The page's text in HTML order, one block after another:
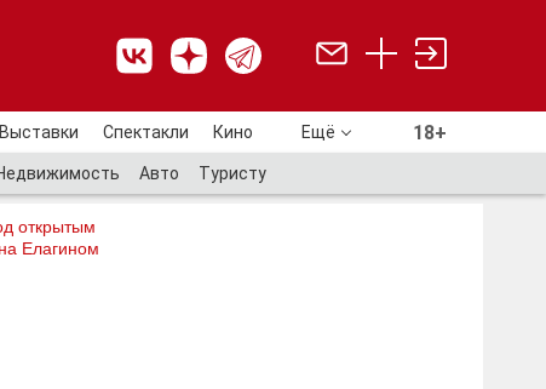
Выставки Спектакли Кино Ещё 18+
Авто Туристу
открытым
Елагином